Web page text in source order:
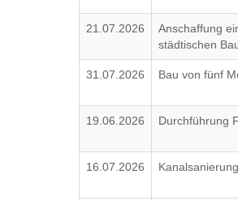
21.07.2026
Anschaffung
städtischen
31.07.2026 Bau von fünf
19.06.2026 Durchführung
16.07.2026